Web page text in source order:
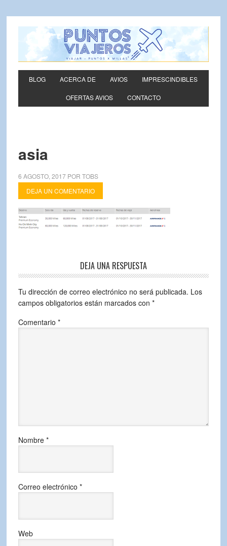
BLOG ACERCA DE AVIOS IMPRESCINDIBLES
OFERTAS AVIOS CONTACTO
asia
6 AGOSTO, 2017POR TOBS
DEJA UN COMENTARIO
DEJA UNA RESPUESTA
Tu dirección de correo electrónico no será publicada. Los
campos obligatorios están marcados con *
Comentario *
Nombre *
Correo electrónico *
Web